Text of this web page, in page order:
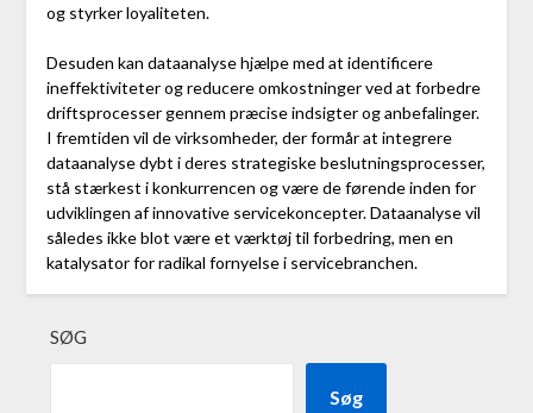
og styrker loyaliteten.
Desuden kan dataanalyse hjælpe med at identificere
ineffektiviteter og reducere omkostninger ved at forbedre
driftsprocesser gennem præcise indsigter og anbefalinger.
I fremtiden vil de virksomheder, der formår at integrere
dataanalyse dybt i deres strategiske beslutningsprocesser,
stå stærkest i konkurrencen og være de førende inden for
udviklingen af innovative servicekoncepter. Dataanalyse vil
således ikke blot være et værktøj til forbedring, men en
katalysator for radikal fornyelse i servicebranchen.
SØG
Søg